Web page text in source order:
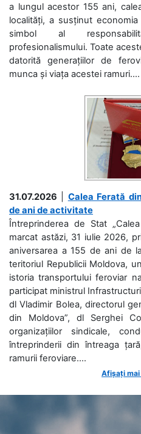
a lungul acestor 155 ani,
localități, a susținut
simbol al
profesionalismului. Toate
datorită generațiilor de
munca și viața acestei ramuri....
31.07.2026
Calea Ferată
de ani de activitate
Întreprinderea de Stat
marcat astăzi, 31 iulie 2026,
aniversarea a 155 de ani de
teritoriul Republicii Moldova,
istoria transportului feroviar
participat ministrul
dl Vladimir Bolea, directorul
din Moldova”, dl Serghei
organizațiilor sindicale,
întreprinderii din întreaga
ramurii feroviare....
Afișați mai